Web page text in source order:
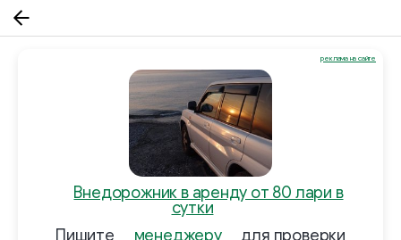
Внедорожник в аренду от 80 лари в
сутки
Пишите
менеджеру
для проверки
реклама на сайте